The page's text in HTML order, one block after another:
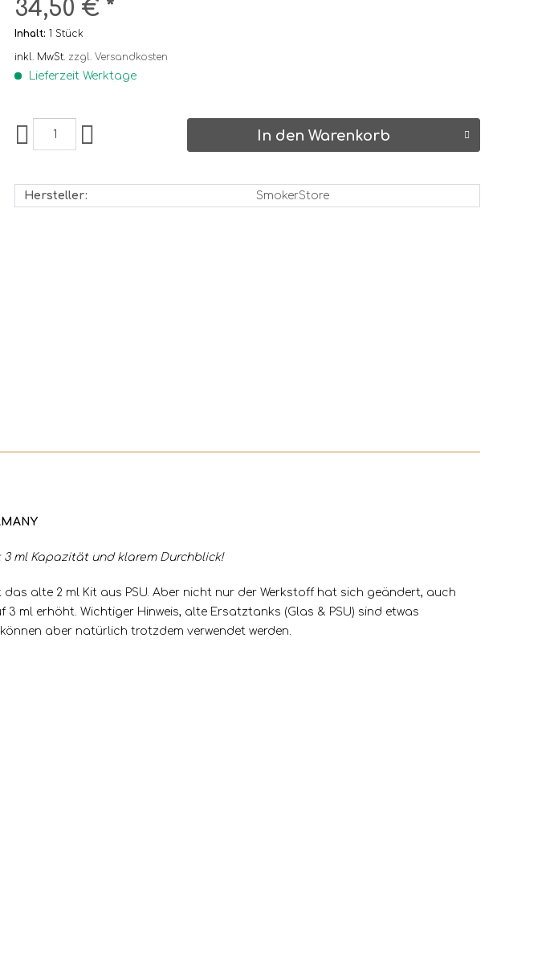
34,50 € *
Inhalt: 1 Stück
inkl. MwSt. zzgl. Versandkosten
Lieferzeit Werktage
In den Warenkorb
Hersteller: SmokerStore
ml Kapazität und klarem Durchblick!
alte 2 ml Kit aus PSU. Aber nicht nur der Werkstoff hat sich geändert, auch
ml erhöht. Wichtiger Hinweis, alte Ersatztanks (Glas & PSU) sind etwas
aber natürlich trotzdem verwendet werden.